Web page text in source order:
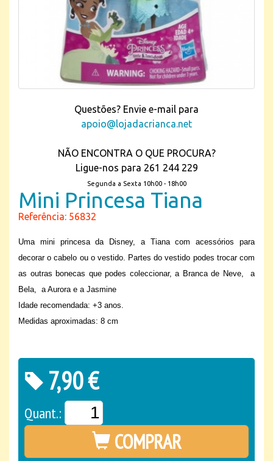
Questões? Envie e-mail para
apoio@lojadacrianca.net
NÃO ENCONTRA O QUE PROCURA?
Ligue-nos para 261 244 229
Segunda a Sexta 10h00 - 18h00
Mini Princesa Tiana
Referência: 56832
Uma mini princesa da Disney, a Tiana com acessórios para
decorar o cabelo ou o vestido. Partes do vestido podes trocar com
as outras bonecas que podes coleccionar, a Branca de Neve, a
Bela, a Aurora e a Jasmine
Idade recomendada: +3 anos.
Medidas aproximadas: 8 cm
7,90 €
Quant.:
COMPRAR